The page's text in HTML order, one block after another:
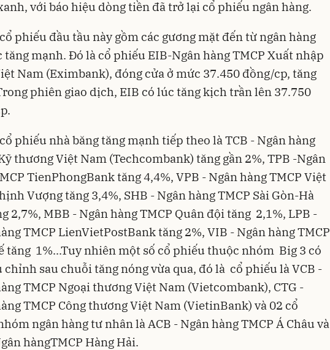
với báo hiệu dòng tiền đã trở lại cổ phiếu ngân hàng.
phiếu đầu tầu này gồm các gương mặt đến từ ngân hàng
tăng mạnh. Đó là cổ phiếu EIB-Ngân hàng TMCP Xuất nhập
Nam (Eximbank), đóng cửa ở mức 37.450 đồng/cp, tăng
phiên giao dịch, EIB có lúc tăng kịch trần lên 37.750
phiếu nhà băng tăng mạnh tiếp theo là TCB - Ngân hàng
thương Việt Nam (Techcombank) tăng gần 2%, TPB -Ngân
TienPhongBank tăng 4,4%, VPB - Ngân hàng TMCP Việt
Vượng tăng 3,4%, SHB - Ngân hàng TMCP Sài Gòn-Hà
2,7%, MBB - Ngân hàng TMCP Quân đội tăng 2,1%, LPB -
TMCP LienVietPostBank tăng 2%, VIB - Ngân hàng TMCP
tăng 1%...Tuy nhiên một số cổ phiếu thuộc nhóm Big 3 có
chỉnh sau chuỗi tăng nóng vừa qua, đó là cổ phiếu là VCB -
TMCP Ngoại thương Việt Nam (Vietcombank), CTG -
TMCP Công thương Việt Nam (VietinBank) và 02 cổ
ngân hàng tư nhân là ACB - Ngân hàng TMCP Á Châu và
hàngTMCP Hàng Hải.